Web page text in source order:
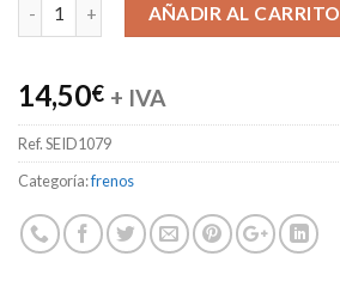
AÑADIR AL CARRITO
14,50€ + IVA
Ref.SEID1079
Categoría:frenos